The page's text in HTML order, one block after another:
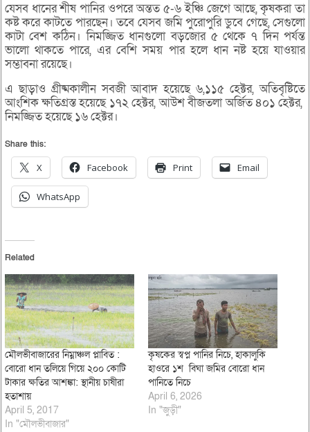
যেসব ধানের শীষ পানির ওপরে অন্তত ৫-৬ ইঞ্চি জেগে আছে, কৃষকরা তা
কষ্ট করে কাটতে পারছেন। তবে যেসব জমি পুরোপুরি ডুবে গেছে, সেগুলো
কাটা বেশ কঠিন। নিমজ্জিত ধানগুলো বড়জোর ৫ থেকে ৭ দিন পর্যন্ত
ভালো থাকতে পারে, এর বেশি সময় পার হলে ধান নষ্ট হয়ে যাওয়ার
সম্ভাবনা রয়েছে।
এ ছাড়াও গ্রীষ্মকালীন সবজী আবাদ হয়েছে ৬,১১৫ হেক্টর, অতিবৃষ্টিতে
আংশিক ক্ষতিগ্রস্ত হয়েছে ১৭২ হেক্টর, আউশ বীজতলা অর্জিত ৪০১ হেক্টর,
নিমজ্জিত হয়েছে ১৬ হেক্টর।
Share this:
X Facebook Print Email
WhatsApp
Related
মৌলভীবাজারের নিম্নাঞ্চল প্লাবিত :
বোরো ধান তলিয়ে গিয়ে ২০০ কোটি
টাকার ক্ষতির আশঙ্কা: স্থানীয় চাষীরা
হতাশায়
April 5, 2017
In "মৌলভীবাজার"
কৃষকের স্বপ্ন পানির নিচে, হাকালুকি
হাওরে ১শ বিঘা জমির বোরো ধান
পানিতে নিচে
April 6, 2026
In "জুড়ী"